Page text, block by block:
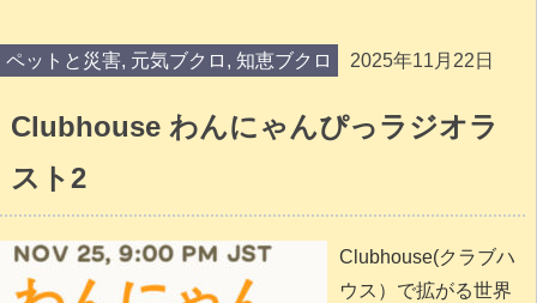
ペットと災害, 元気ブクロ , 知恵ブクロ 2025年11月22日
Clubhouse わんにゃんぴっラジオラ
スト2
Clubhouse(クラブハ
ウス）で拡がる世界